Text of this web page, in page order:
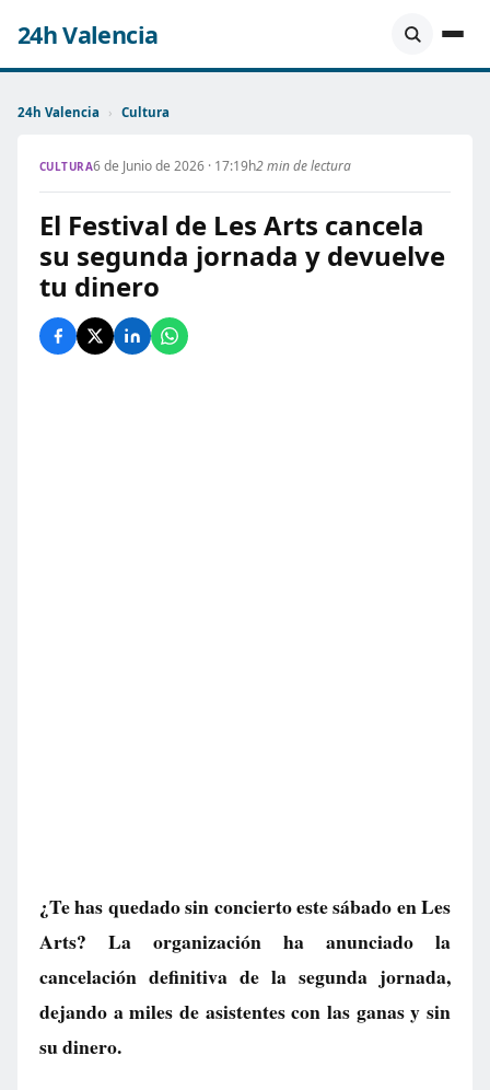
24h Valencia
24h Valencia › Cultura
CULTURA6 de Junio de 2026 · 17:19h2 min de lectura
El Festival de Les Arts cancela
su segunda jornada y devuelve
tu dinero
¿Te has quedado sin concierto este sábado en Les
Arts? La organización ha anunciado la
cancelación definitiva de la segunda jornada,
dejando a miles de asistentes con las ganas y sin
su dinero.